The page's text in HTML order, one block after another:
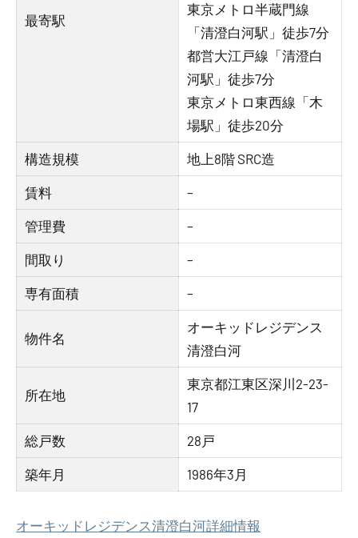
最寄駅
東京メトロ半蔵門線
「清澄白河駅」徒歩7分
都営大江戸線「清澄白
河駅」徒歩7分
東京メトロ東西線「木
場駅」徒歩20分
構造規模 地上8階 SRC造
賃料 –
管理費 –
間取り –
専有面積 –
物件名
オーキッドレジデンス
清澄白河
所在地
東京都江東区深川2-23-
17
総戸数 28戸
築年月 1986年3月
オーキッドレジデンス清澄白河詳細情報